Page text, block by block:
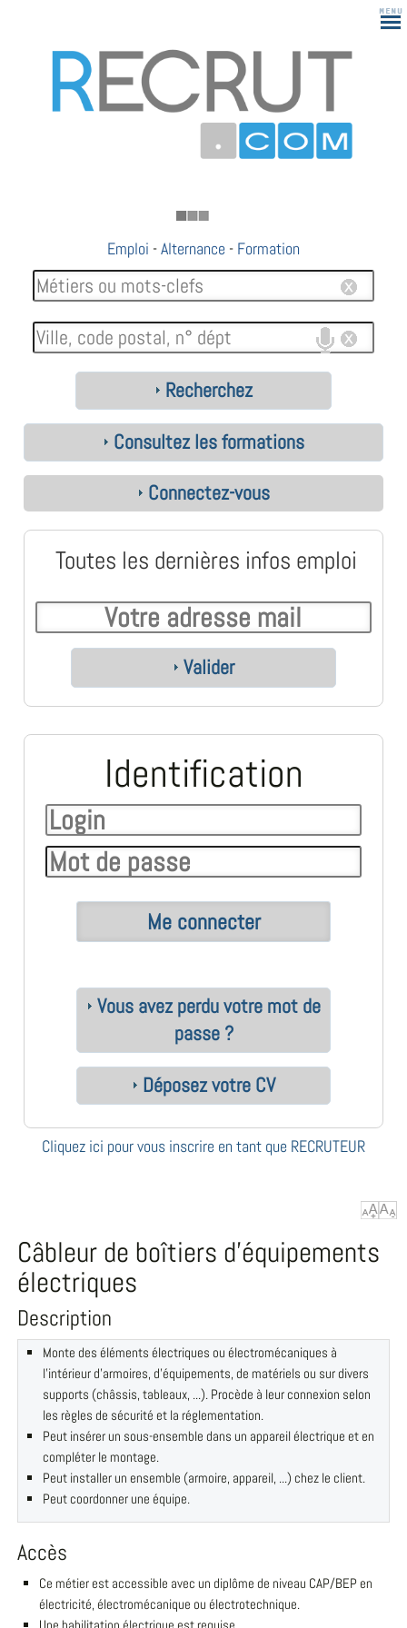
183
Emploi -Alternance - Formation
Recherchez
Consultez les formations
Connectez-vous
Toutes les dernières infos emploi
Valider
Identification
Vous avez perdu votre mot de
passe ?
Déposez votre CV
Cliquez ici pour vous inscrire en tant que RECRUTEUR
Câbleur de boîtiers d'équipements
électriques
Description
Monte des éléments électriques ou électromécaniques à
l'intérieur d'armoires, d'équipements, de matériels ou sur divers
supports (châssis, tableaux, ...). Procède à leur connexion selon
les règles de sécurité et la réglementation.
Peut insérer un sous-ensemble dans un appareil électrique et en
compléter le montage.
Peut installer un ensemble (armoire, appareil, ...) chez le client.
Peut coordonner une équipe.
Accès
Ce métier est accessible avec un diplôme de niveau CAP/BEP en
électricité, électromécanique ou électrotechnique.